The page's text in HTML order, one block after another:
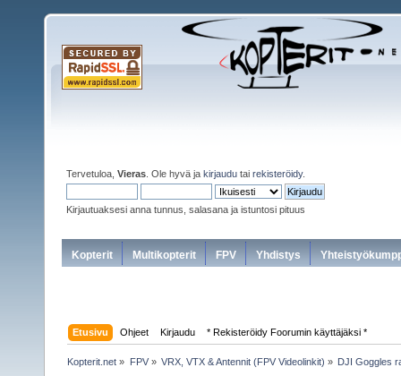
Tervetuloa, Vieras . Ole hyvä ja kirjaudu tai rekisteröidy.
Kirjautuaksesi anna tunnus, salasana ja istuntosi pituus
Kopterit Multikopterit FPV Yhdistys
Etusivu Ohjeet Kirjaudu * Rekisteröidy Foorumin käyttäjäksi *
Kopterit.net » FPV» VRX, VTX & Antennit (FPV Videolinkit) » DJI Goggles